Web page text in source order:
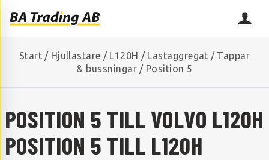
Start / Hjullastare / L120H / Lastaggregat / Tappar
& bussningar / Position 5
POSITION 5 TILL VOLVO L120H
POSITION 5 TILL L120H